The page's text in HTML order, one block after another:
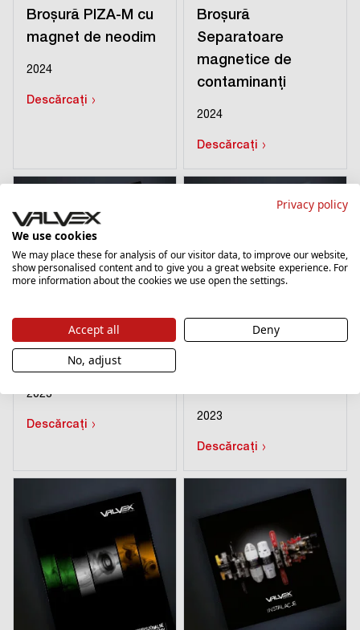
Broșură PIZA-M cu
magnet de neodim
2024
Descărcați ›
Broșură
Separatoare
magnetice de
contaminanți
2024
Descărcați ›
Broșură SPIN DN 25
2023
Descărcați › 2023
Descărcați ›
Privacy policy
We use cookies
We may place these for analysis of our visitor data, to improve our website,
show personalised content and to give you a great website experience. For
more information about the cookies we use open the settings.
Accept all
Deny
No, adjust